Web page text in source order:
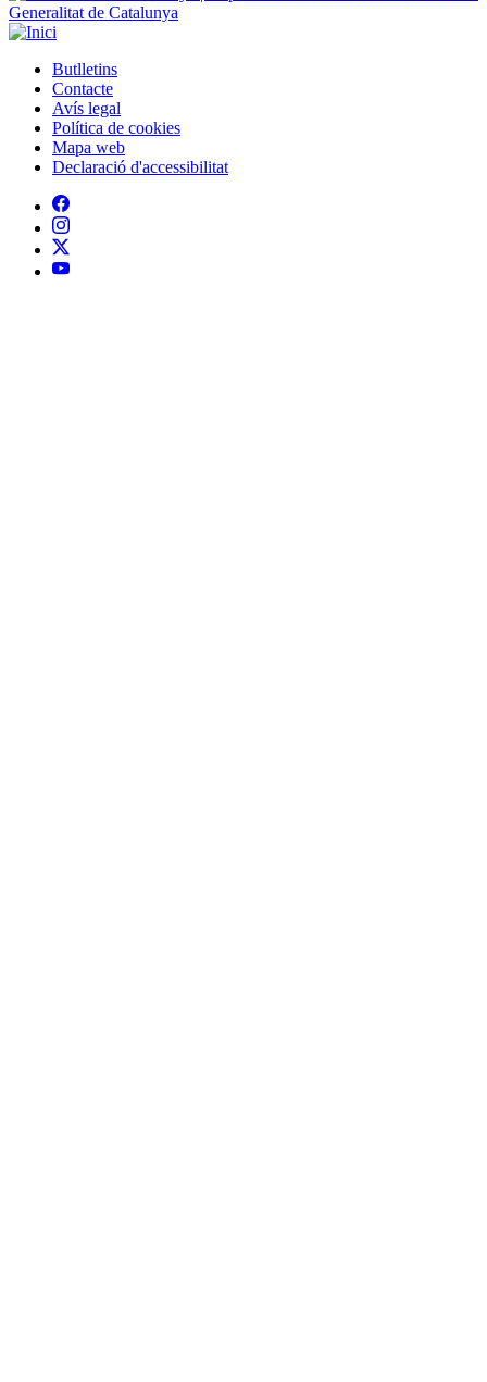
Generalitat de Catalunya
Peu
Butlletins
Contacte
Avís legal
Política de cookies
Mapa web
Declaració d'accessibilitat